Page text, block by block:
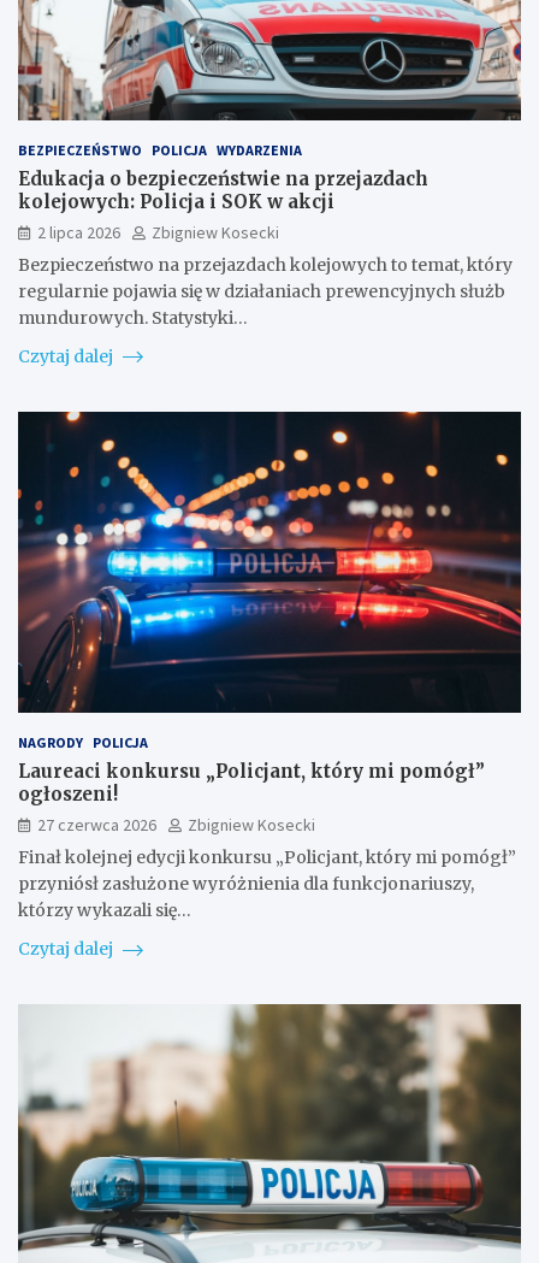
BEZPIECZEŃSTWO POLICJA WYDARZENIA
Edukacja o bezpieczeństwie na przejazdach
kolejowych: Policja i SOK w akcji
2 lipca 2026
Zbigniew Kosecki
Bezpieczeństwo na przejazdach kolejowych to temat, który
regularnie pojawia się w działaniach prewencyjnych służb
mundurowych. Statystyki…
Czytaj dalej
NAGRODY POLICJA
Laureaci konkursu „Policjant, który mi pomógł”
ogłoszeni!
27 czerwca 2026
Zbigniew Kosecki
Finał kolejnej edycji konkursu „Policjant, który mi pomógł”
przyniósł zasłużone wyróżnienia dla funkcjonariuszy,
którzy wykazali się…
Czytaj dalej